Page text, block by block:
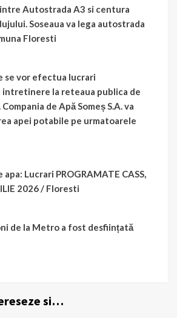
Autostrada A3 si centura
Soseaua va lega autostrada
Floresti
se vor efectua lucrari
intretinere la reteaua publica de
de Apă Someș S.A. va
apei potabile pe urmatoarele
Lucrari PROGRAMATE CASS,
2026 / Floresti
de la Metro a fost desființată
si…